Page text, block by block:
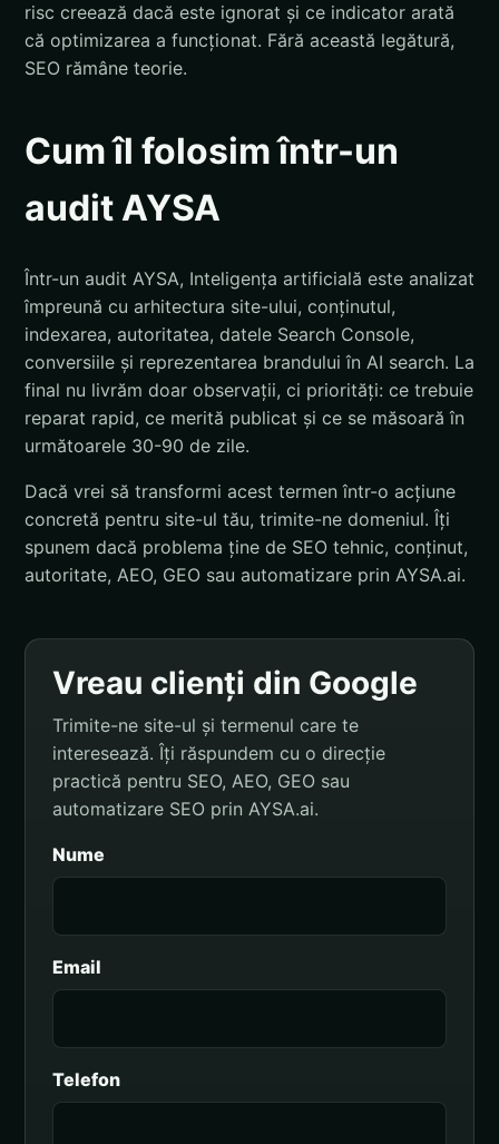
risc creează dacă este ignorat și ce indicator arată
că optimizarea a funcționat. Fără această legătură,
SEO rămâne teorie.
Cum îl folosim într-un
audit AYSA
Într-un audit AYSA, Inteligența artificială este analizat
împreună cu arhitectura site-ului, conținutul,
indexarea, autoritatea, datele Search Console,
conversiile și reprezentarea brandului în AI search. La
final nu livrăm doar observații, ci priorități: ce trebuie
reparat rapid, ce merită publicat și ce se măsoară în
următoarele 30-90 de zile.
Dacă vrei să transformi acest termen într-o acțiune
concretă pentru site-ul tău, trimite-ne domeniul. Îți
spunem dacă problema ține de SEO tehnic, conținut,
autoritate, AEO, GEO sau automatizare prin AYSA.ai.
Vreau clienți din Google
Trimite-ne site-ul și termenul care te
interesează. Îți răspundem cu o direcție
practică pentru SEO, AEO, GEO sau
automatizare SEO prin AYSA.ai.
Nume
Email
Telefon